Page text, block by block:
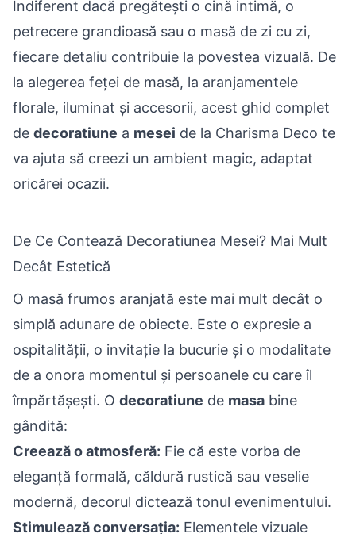
Indiferent dacă pregătești o cină intimă, o
petrecere grandioasă sau o masă de zi cu zi,
fiecare detaliu contribuie la povestea vizuală. De
la alegerea feței de masă, la aranjamentele
florale, iluminat și accesorii, acest ghid complet
de decoratiune a mesei de la Charisma Deco te
va ajuta să creezi un ambient magic, adaptat
oricărei ocazii.
De Ce Contează Decoratiunea Mesei? Mai Mult
Decât Estetică
O masă frumos aranjată este mai mult decât o
simplă adunare de obiecte. Este o expresie a
ospitalității, o invitație la bucurie și o modalitate
de a onora momentul și persoanele cu care îl
împărtășești. O decoratiune de masa bine
gândită:
Creează o atmosferă: Fie că este vorba de
eleganță formală, căldură rustică sau veselie
modernă, decorul dictează tonul evenimentului.
Stimulează conversația: Elementele vizuale